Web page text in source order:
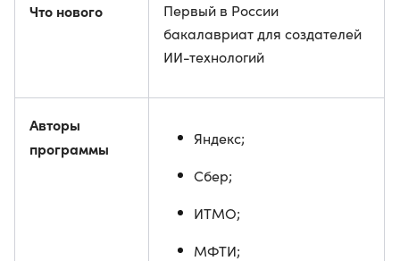
Что нового
Первый в России
бакалавриат для создателей
ИИ-технологий
Авторы
программы
Яндекс;
Сбер;
ИТМО;
МФТИ;